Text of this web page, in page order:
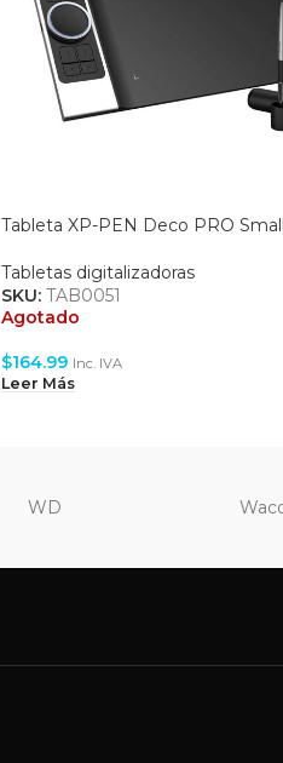
Tableta XP-PEN Deco PRO Small
Tabletas digitalizadoras
SKU: TAB0051
Agotado
$164.99 Inc. IVA
Leer Más
WD